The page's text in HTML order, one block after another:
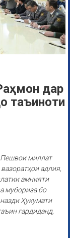
дар
таъиноти
Пешвои миллат
адлия,
амнияти
мубориза бо
Ҳукумати
гардиданд,